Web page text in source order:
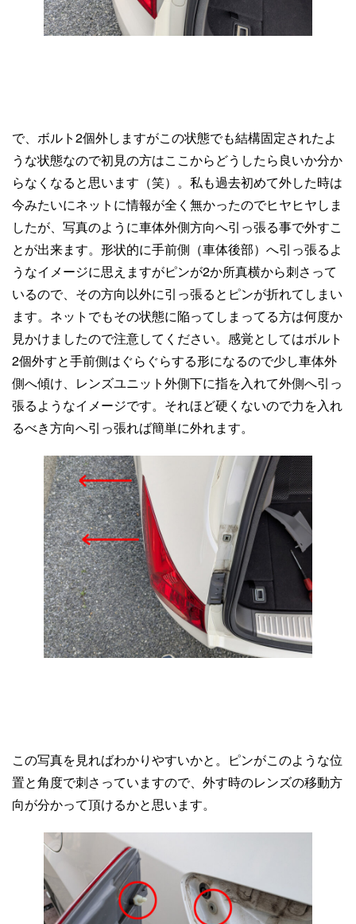
で、ボルト2個外しますがこの状態でも結構固定されたよ
うな状態なので初見の方はここからどうしたら良いか分か
らなくなると思います（笑）。私も過去初めて外した時は
今みたいにネットに情報が全く無かったのでヒヤヒヤしま
したが、写真のように車体外側方向へ引っ張る事で外すこ
とが出来ます。形状的に手前側（車体後部）へ引っ張るよ
うなイメージに思えますがピンが2か所真横から刺さって
いるので、その方向以外に引っ張るとピンが折れてしまい
ます。ネットでもその状態に陥ってしまってる方は何度か
見かけましたので注意してください。感覚としてはボルト
2個外すと手前側はぐらぐらする形になるので少し車体外
側へ傾け、レンズユニット外側下に指を入れて外側へ引っ
張るようなイメージです。それほど硬くないので力を入れ
るべき方向へ引っ張れば簡単に外れます。
この写真を見ればわかりやすいかと。ピンがこのような位
置と角度で刺さっていますので、外す時のレンズの移動方
向が分かって頂けるかと思います。